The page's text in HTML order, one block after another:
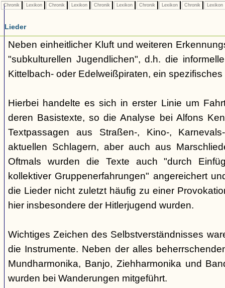
Chronik Lexikon Chronik Lexikon Chronik Lexikon Chronik Lexikon Chronik Lexikon
Lieder
Neben einheitlicher Kluft und weiteren
"subkulturellen Jugendlichen", d.h. die
Kittelbach- oder Edelweißpiraten, ein
Hierbei handelte es sich in erster Linie um
deren Basistexte, so die Analyse bei Alfons
Textpassagen aus Straßen-, Kino-,
aktuellen Schlagern, aber auch aus
Oftmals wurden die Texte auch "durch
kollektiver Gruppenerfahrungen" angereichert
die Lieder nicht zuletzt häufig zu einer
hier insbesondere der Hitlerjugend wurden.
Wichtiges Zeichen des Selbstverständnisses
die Instrumente. Neben der alles
Mundharmonika, Banjo, Ziehharmonika und
wurden bei Wanderungen mitgeführt.